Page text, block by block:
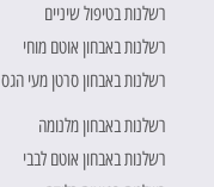
רשלנות בטיפול שיניים
רשלנות באבחון אוטם מוחי
רשלנות באבחון סרטן מעי הגס
רשלנות באבחון מלנומה
רשלנות באבחון אוטם לבבי